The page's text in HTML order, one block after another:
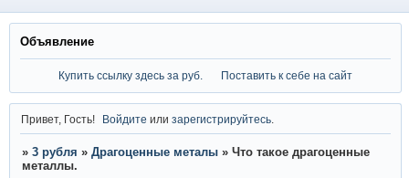
Объявление
Купить ссылку здесь заруб. Поставить к себе на сайт
Привет, Гость! Войдите илизарегистрируйтесь
» 3 рубля » Драгоценные металы » Что такое драгоценные
металлы.